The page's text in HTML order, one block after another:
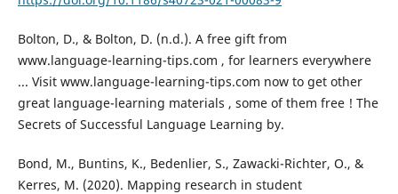
Bolton, D., & Bolton, D. (n.d.). A free gift from
www.language-learning-tips.com , for learners everywhere
... Visit www.language-learning-tips.com now to get other
great language-learning materials , some of them free ! The
Secrets of Successful Language Learning by.
Bond, M., Buntins, K., Bedenlier, S., Zawacki-Richter, O., &
Kerres, M. (2020). Mapping research in student